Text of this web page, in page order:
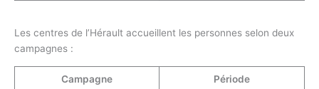
Les centres de l’Hérault accueillent les personnes selon deux
campagnes :
Campagne Période